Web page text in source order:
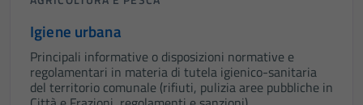
Igiene urbana
Principali informative o disposizioni normative e
regolamentari in materia di tutela igienico-sanitaria
del territorio comunale (rifiuti, pulizia aree pubbliche in